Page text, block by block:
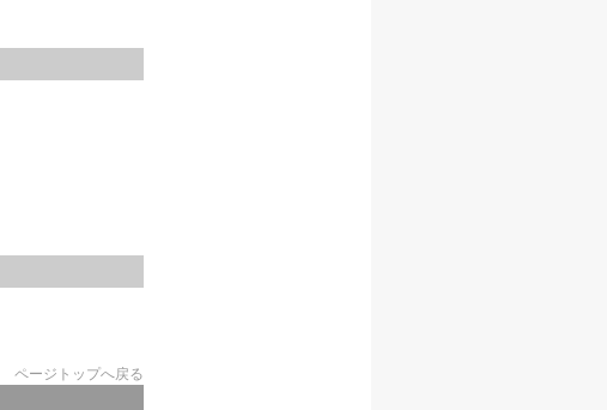
ページトップへ戻る